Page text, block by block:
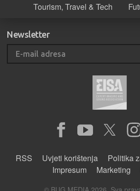
Tourism, Travel & Tech
Newsletter
RSS Uvjeti korištenja
Politika
Impresum
Marketing